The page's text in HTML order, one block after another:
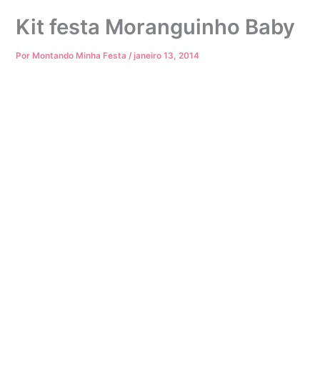
Kit festa Moranguinho Baby
Por Montando Minha Festa/ janeiro 13, 2014